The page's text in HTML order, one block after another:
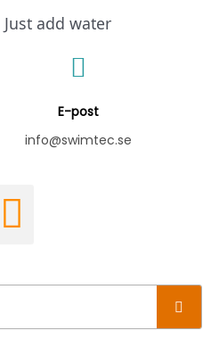
E-post
info@swimtec.se